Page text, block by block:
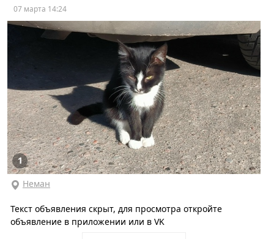
07 марта 14:24
1
Неман
Текст объявления скрыт, для просмотра откройте
объявление в приложении или в VK